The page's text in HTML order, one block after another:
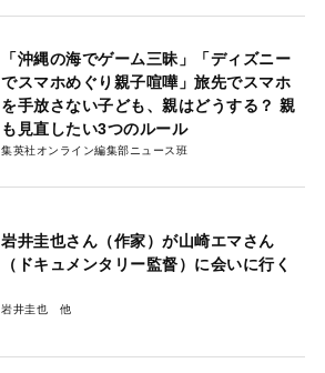
「沖縄の海でゲーム三昧」「ディズニー
でスマホめぐり親子喧嘩」旅先でスマホ
を手放さない子ども、親はどうする？ 親
も見直したい3つのルール
集英社オンライン編集部ニュース班
岩井圭也さん（作家）が山崎エマさん
（ドキュメンタリー監督）に会いに行く
岩井圭也